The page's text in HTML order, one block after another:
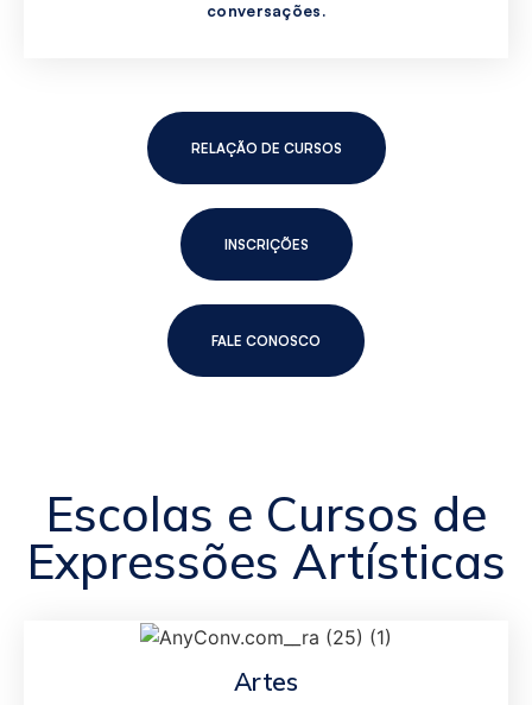
conversações.
RELAÇÃO DE CURSOS
INSCRIÇÕES
FALE CONOSCO
Escolas e Cursos de
Expressões Artísticas
Artes